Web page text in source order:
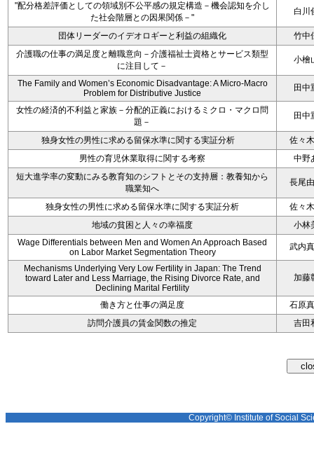
"配分格差評価としての領域別不公平感の規定構造－機会認知を介し
た社会階層との因果関係－"
白川
団体リーダーのイデオロギーと利益の組織化
竹中
介護職の仕事の満足度と離職意向－介護福祉士資格とサービス類型
に注目して－
小檜
The Family and Women’s Economic Disadvantage: A Micro-Macro
Problem for Distributive Justice
田中
女性の経済的不利益と家族－分配的正義におけるミクロ・マクロ問
題－
田中
独身女性の男性に求める留保水準に関する実証分析
佐々
男性の育児休業取得に関する考察
中野
短大進学率の変動にみる教育知のシフトとその支持層：教養知から
職業知へ
長尾
独身女性の男性に求める留保水準に関する実証分析
佐々
地域の貧困と人々の幸福度
小林
Wage Differentials between Men and Women An Approach Based
on Labor Market Segmentation Theory
武内
Mechanisms Underlying Very Low Fertility in Japan: The Trend
toward Later and Less Marriage, the Rising Divorce Rate, and
Declining Marital Fertility
加藤
働き方と仕事の満足度
石原
訪問介護員の賃金関数の推定
吉田
Copyright© Institute of Social